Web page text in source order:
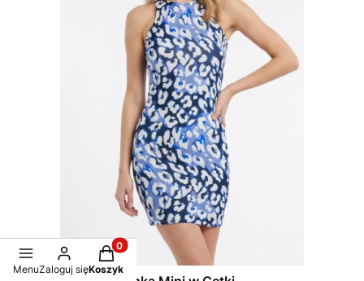
MenuZaloguj się
Produkty w koszyku: 0. Zobacz szczegóły
Koszyk